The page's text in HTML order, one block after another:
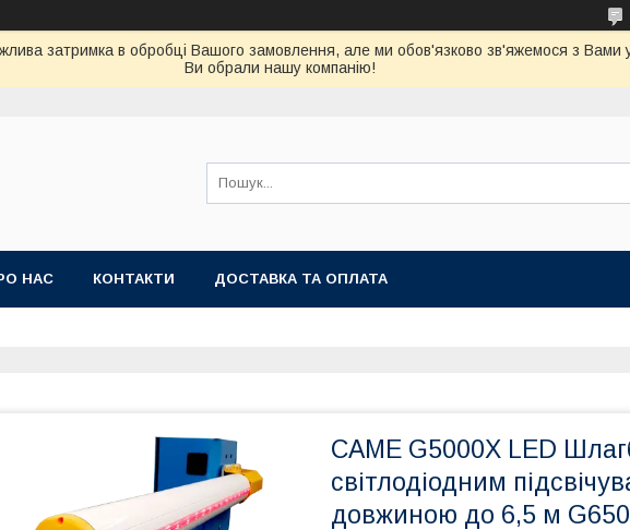
затримка в обробці Вашого замовлення, але ми обов'язково зв'яжемося з
Ви обрали нашу компанію!
НАС КОНТАКТИ ДОСТАВКА ТА ОПЛАТА
CAME G5000X LED
світлодіодним
довжиною до 6,5 м